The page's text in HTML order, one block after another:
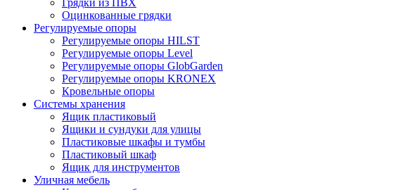
Грядки из ПВХ
Оцинкованные грядки
Регулируемые опоры
Регулируемые опоры HILST
Регулируемые опоры Level
Регулируемые опоры GlobGarden
Регулируемые опоры KRONEX
Кровельные опоры
Системы хранения
Ящик пластиковый
Ящики и сундуки для улицы
Пластиковые шкафы и тумбы
Пластиковый шкаф
Ящик для инструментов
Уличная мебель